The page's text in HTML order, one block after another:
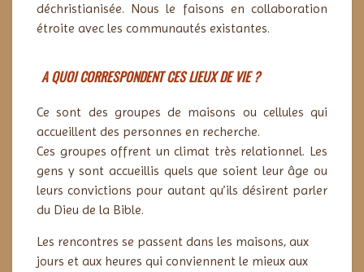
déchristianisée. Nous le faisons en collaboration
étroite avec les communautés existantes.
A QUOI CORRESPONDENT CES LIEUX DE VIE ?
Ce sont des groupes de maisons ou cellules qui
accueillent des personnes en recherche.
Ces groupes offrent un climat très relationnel. Les
gens y sont accueillis quels que soient leur âge ou
leurs convictions pour autant qu’ils désirent parler
du Dieu de la Bible.
Les rencontres se passent dans les maisons, aux
jours et aux heures qui conviennent le mieux aux